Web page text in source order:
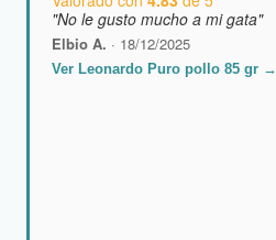
"No le gusto mucho a mi gata"
Elbio A. · 18/12/2025
Ver Leonardo Puro pollo 85 gr →